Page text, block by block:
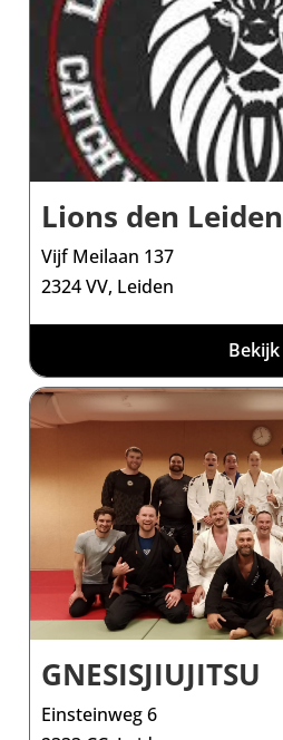
Lions den Leiden
Vijf Meilaan 137
2324 VV, Leiden
Bekijk
GNESISJIUJITSU
Einsteinweg 6